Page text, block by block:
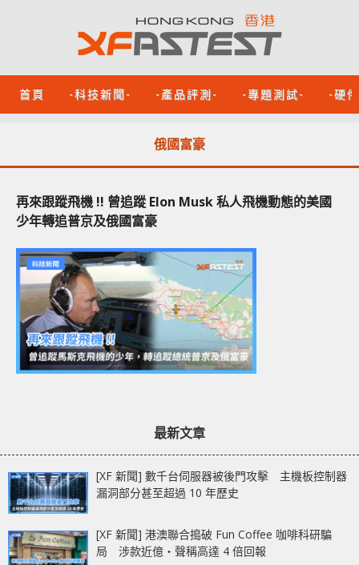
首頁 -科技新聞- -產品評測- -專題測試- -硬
俄國富豪
再來跟蹤飛機 !! 曾追蹤 Elon Musk 私人飛機動態的美國
少年轉追普京及俄國富豪
最新文章
[XF 新聞] 數千台伺服器被後門攻擊 主機板控制器
漏洞部分甚至超過 10 年歷史
[XF 新聞] 港澳聯合搗破 Fun Coffee 咖啡科研騙
局 涉款近億‧聲稱高達 4 倍回報